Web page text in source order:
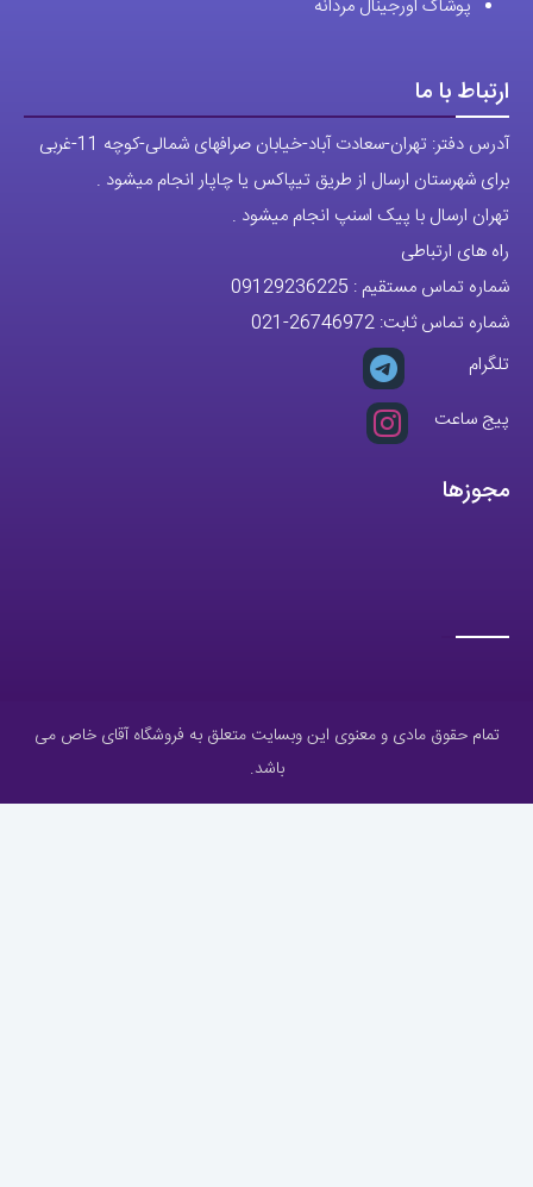
تمام حقوق مادی و معنوی این وبسایت متعلق به فروشگاه آقای خاص می
باشد.